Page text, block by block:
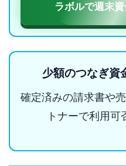
ラボルで週末
少額のつなぎ資
確定済みの請求書や
トナーで利用可